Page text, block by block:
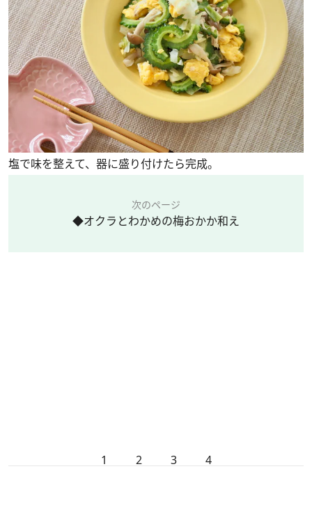
塩で味を整えて、器に盛り付けたら完成。
次のページ
◆オクラとわかめの梅おかか和え
1 2 3 4